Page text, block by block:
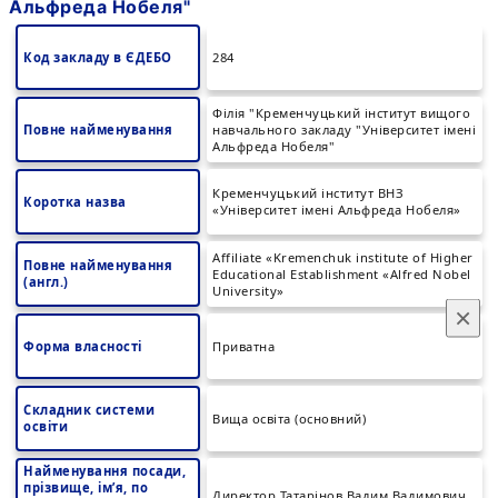
×
Альфреда Нобеля"
Код закладу в ЄДЕБО 284
Повне найменування
Філія "Кременчуцький інститут вищого
навчального закладу "Університет імені
Альфреда Нобеля"
Коротка назва
Кременчуцький інститут ВНЗ
«Університет імені Альфреда Нобеля»
Повне найменування
(англ.)
Affiliate «Kremenchuk institute of Higher
Educational Establishment «Alfred Nobel
University»
Форма власності Приватна
Складник системи
освіти
Вища освіта (основний)
Найменування посади,
прізвище, ім’я, по